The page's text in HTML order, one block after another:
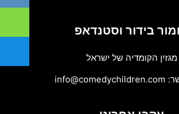
בידור וסטנדאפ
מגזין הקומדיה של ישראל
info@comedychildren.com